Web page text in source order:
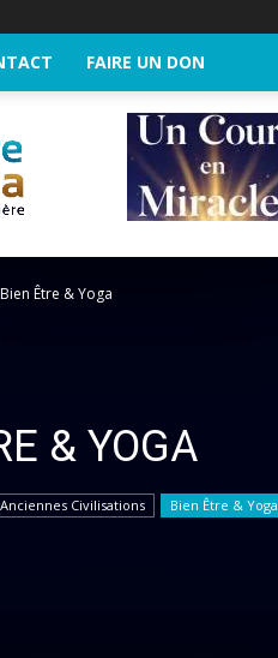
FAIRE UN DON
Bien Être & Yoga
& YOGA
Anciennes Civilisations Bien Être & Yoga